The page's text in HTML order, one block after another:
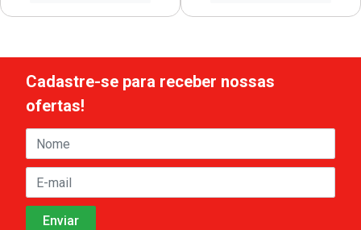
Cadastre-se para receber nossas
ofertas!